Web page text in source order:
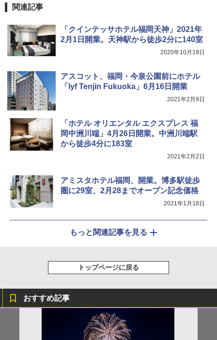
A26 地球の歩き方 チェコ ポーランド スロヴ
ァキア 2026～2027 地球の歩き方A ヨーロッ
￥2,277
広げるだけ パッとサッとテント ブラックコ
ーティング フルクローズ メッシュ 3-4人用
￥9,990
[キャンパーズコレクション 山善] 傘みたいに
イド ブラックコーティング フルクローズ メ
ッシュ 4人用 簡単設置 ポップアップテント P
ATCW-150B エクルベージュ
ア/オフィス/教育現場/展示会用 緑
熊撃退スプレー 熊よけスプレー 熊スプレー
【日本企業販売】超強力クマ対策スプレー 30
0ml（連続噴射30秒）110ml（連続噴射15
秒）射程5～10m 安全ロック搭載 携帯収納袋
関の購入実績 登山・キャンプ・アウトドア・
防災用品 長期保存可能 緊急時用 日本国内発
送
関連記事
「クインテッサホテル福岡天神」2021年
2月1日開業。天神駅から徒歩2分に140室
2020年10月19日
アスコット、福岡・今泉公園前にホテル
「lyf Tenjin Fukuoka」6月16日開業
2021年2月9日
「ホテル オリエンタル エクスプレス 福
岡中洲川端」4月26日開業。中洲川端駅
から徒歩4分に183室
2021年2月2日
アミスタホテル福岡、開業。博多駅徒歩
圏に29室、2月28までオープン記念価格
2021年1月18日
もっと関連記事を見る
トップページに戻る
おすすめ記事